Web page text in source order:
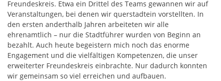
Freundeskreis. Etwa ein Drittel des Teams gewannen wir auf
Veranstaltungen, bei denen wir querstadtein vorstellten. In
den ersten anderthalb Jahren arbeiteten wir alle
ehrenamtlich – nur die Stadtführer wurden von Beginn an
bezahlt. Auch heute begeistern mich noch das enorme
Engagement und die vielfältigen Kompetenzen, die unser
erweiterter Freundeskreis einbrachte. Nur dadurch konnten
wir gemeinsam so viel erreichen und aufbauen.